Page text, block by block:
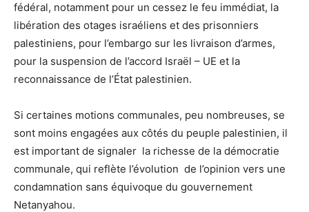
fédéral, notamment pour un cessez le feu immédiat, la
libération des otages israéliens et des prisonniers
palestiniens, pour l’embargo sur les livraison d’armes,
pour la suspension de l’accord Israël – UE et la
reconnaissance de l’État palestinien.
Si certaines motions communales, peu nombreuses, se
sont moins engagées aux côtés du peuple palestinien, il
est important de signaler la richesse de la démocratie
communale, qui reflète l’évolution de l’opinion vers une
condamnation sans équivoque du gouvernement
Netanyahou.